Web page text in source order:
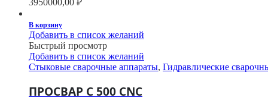
3950000,00 ₽
В корзину
Добавить в список желаний
Быстрый просмотр
Добавить в список желаний
Стыковые сварочные аппараты, Гидравлические
ПРОСВАР С 500 CNC